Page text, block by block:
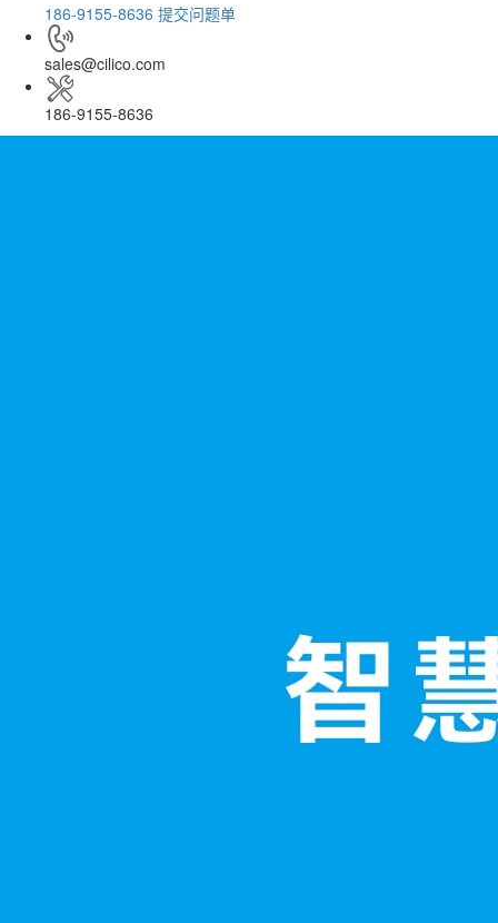
186-9155-8636 提交问题单
sales@cilico.com
186-9155-8636